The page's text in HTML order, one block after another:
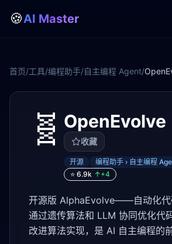
🍪AI Master
首页/工具/编程助手/自主编程 Agent/
🧬 OpenEvolve
收藏
开源
编程助手 › 自主编程
⭐ 6.9k ↑+4
开源版 AlphaEvolve——自动化代
通过遗传算法和 LLM 协同优化代
改进算法实现，是 AI 自主编程的